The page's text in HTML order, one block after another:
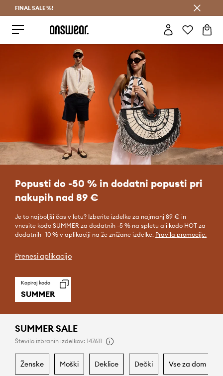
FINAL SALE %!
Popusti do -50 % in dodatni popusti pri
nakupih nad 89 €
Je to najboljši čas v letu? Izberite izdelke za najmanj 89 € in
vnesite kodo SUMMER za dodatnih -5 % na spletu ali kodo HOT za
dodatnih -10 % v aplikaciji na že znižane izdelke. Pravila promocije.
Prenesi aplikacijo
Kopiraj kodo
SUMMER
SUMMER SALE
Število izbranih izdelkov: 147611
ženske moški deklice dečki vse za dom